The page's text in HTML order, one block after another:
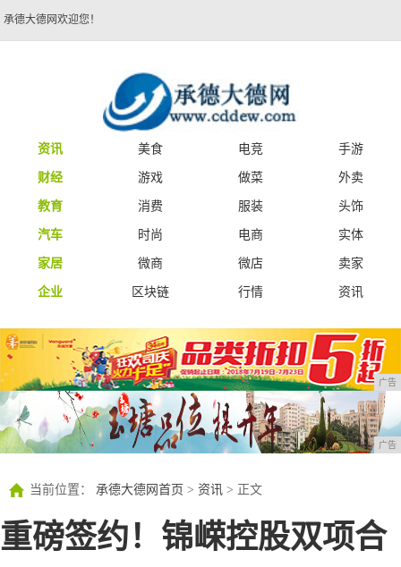
承德大德网欢迎您！
资讯 美食 电竞
手游
财经
游戏 做菜
外卖
教育
消费 服装
头饰
汽车
时尚 电商
实体
家居
微商 微店
卖家
企业
区块链 行情 资讯
广告
广告
当前位置： 承德大德网首页 > 资讯 > 正文
重磅签约！锦嵘控股双项合